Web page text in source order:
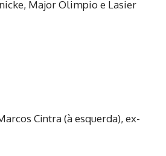
Major Olimpio e Lasier
Cintra (à esquerda), ex-